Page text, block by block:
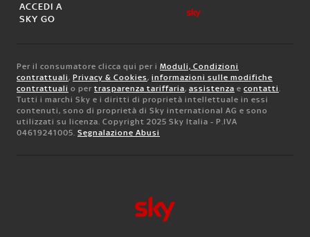
ACCEDI A
SKY GO
Per il consumatore clicca qui per i Moduli, Condizioni
contrattuali, Privacy & Cookies, informazioni sulle modifiche
contrattuali o per trasparenza tariffaria, assistenza e contatti.
Tutti i marchi Sky e i diritti di proprietà intellettuale in essi
contenuti, sono di proprietà di Sky international AG e sono
utilizzati su licenza. Copyright 2025 Sky Italia - P.IVA
04619241005. Segnalazione Abusi